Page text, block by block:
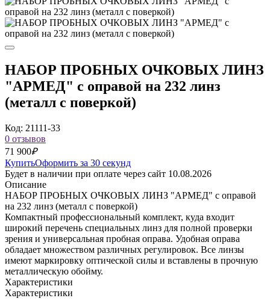
НАБОР ПРОБНЫХ ОЧКОВЫХ ЛИНЗ
"АРМЕД" с оправой на 232 линз
(металл с поверкой)
Код: 21111-33
0 отзывов
71 900₽
КупитьОформить за 30 секунд
Будет в наличии при оплате через сайт 10.08.2026
Описание
НАБОР ПРОБНЫХ ОЧКОВЫХ ЛИНЗ "АРМЕД" с оправой
на 232 линз (металл с поверкой)
Компактный профессиональный комплект, куда входит
широкий перечень специальных линз для полной проверки
зрения и универсальная пробная оправа. Удобная оправа
обладает множеством различных регулировок. Все линзы
имеют маркировку оптической силы и вставлены в прочную
металлическую обойму.
Характеристики
Характеристики